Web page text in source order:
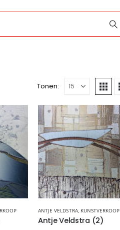
Tonen:
ANTJE VELDSTRA, KUNSTVERKOOP
Antje Veldstra (2)